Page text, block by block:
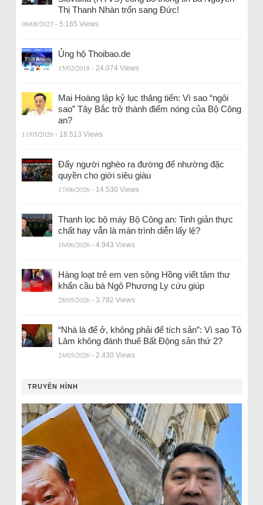
Thị Thanh Nhàn trốn sang Đức!
06/08/2023 - 5.165 Views
Ủng hộ Thoibao.de
15/02/2018 - 24.074 Views
Mai Hoàng lập kỷ lục thăng tiến: Vì sao “ngôi
sao” Tây Bắc trở thành điểm nóng của Bộ Công
an?
11/05/2026 - 18.513 Views
Đẩy người nghèo ra đường để nhường đặc
quyền cho giới siêu giàu
17/06/2026 - 14.530 Views
Thanh lọc bộ máy Bộ Công an: Tinh giản thực
chất hay vẫn là màn trình diễn lấy lệ?
16/06/2026 - 4.943 Views
Hàng loạt trẻ em ven sông Hồng viết tâm thư
khẩn cầu bà Ngô Phương Ly cứu giúp
28/05/2026 - 3.782 Views
“Nhà là để ở, không phải để tích sản”: Vì sao Tô
Lâm không đánh thuế Bất Động sản thứ 2?
24/05/2026 - 2.430 Views
TRUYỀN HÌNH